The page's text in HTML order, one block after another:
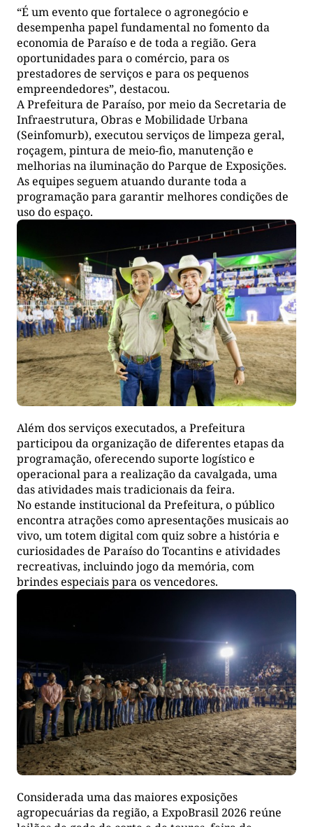
“É um evento que fortalece o agronegócio e
desempenha papel fundamental no fomento da
economia de Paraíso e de toda a região. Gera
oportunidades para o comércio, para os
prestadores de serviços e para os pequenos
empreendedores”, destacou.
A Prefeitura de Paraíso, por meio da Secretaria de
Infraestrutura, Obras e Mobilidade Urbana
(Seinfomurb), executou serviços de limpeza geral,
roçagem, pintura de meio-fio, manutenção e
melhorias na iluminação do Parque de Exposições.
As equipes seguem atuando durante toda a
programação para garantir melhores condições de
uso do espaço.
Além dos serviços executados, a Prefeitura
participou da organização de diferentes etapas da
programação, oferecendo suporte logístico e
operacional para a realização da cavalgada, uma
das atividades mais tradicionais da feira.
No estande institucional da Prefeitura, o público
encontra atrações como apresentações musicais ao
vivo, um totem digital com quiz sobre a história e
curiosidades de Paraíso do Tocantins e atividades
recreativas, incluindo jogo da memória, com
brindes especiais para os vencedores.
Considerada uma das maiores exposições
agropecuárias da região, a ExpoBrasil 2026 reúne